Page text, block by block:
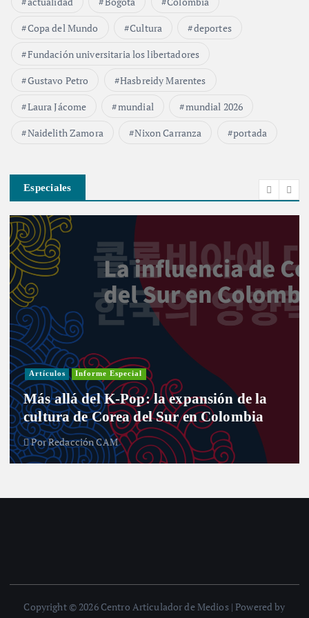
Copa del Mundo
Cultura
deportes
Fundación universitaria los libertadores
Gustavo Petro
Hasbreidy Marentes
Laura Jácome
mundial
mundial 2026
Naidelith Zamora
Nixon Carranza portada
Especiales
Investigación Cultura
Informe Especial Política Reportaje
Entre curules y violencia de género: el
desafío de las mujeres para el nuevo
Congreso
PorRedacción CAM
Copyright © 2026 Centro Articulador de Medios | Powered by